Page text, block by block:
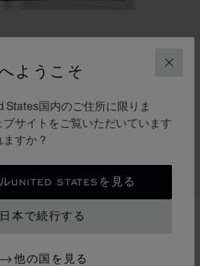
閉じる
ようこそ
States国内のご住所に限りま
サイトをご覧いただいています
すか？
UNITED STATESを見る
日本で続行する
他の国を見る
スライドに移動 1
スライドに移動 2
ロ ブランケット
購入する
2 3
SLIDE 4
TO SLIDE 5
GO TO SLIDE 6
GO TO SLIDE 7
GO TO SLIDE 8
GO TO SLIDE 9
GO TO SLIDE 10